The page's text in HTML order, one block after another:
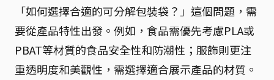
「如何選擇合適的可分解包裝袋？」這個問題，需
要從產品特性出發。例如，食品需優先考慮PLA或
PBAT等材質的食品安全性和防潮性；服飾則更注
重透明度和美觀性，需選擇適合展示產品的材質。